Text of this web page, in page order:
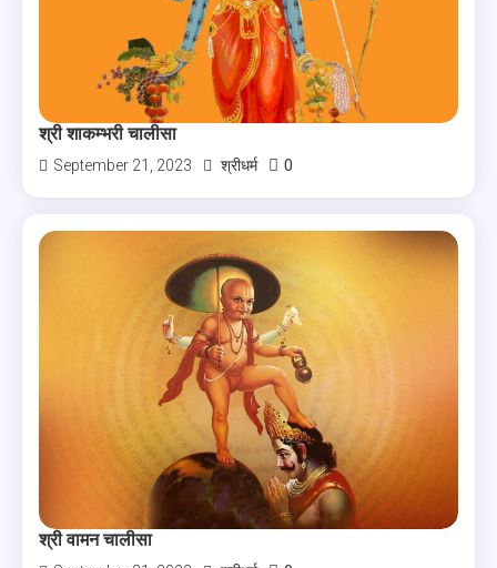
श्री शाकम्भरी चालीसा
September 21, 2023 श्रीधर्म 0
श्री वामन चालीसा